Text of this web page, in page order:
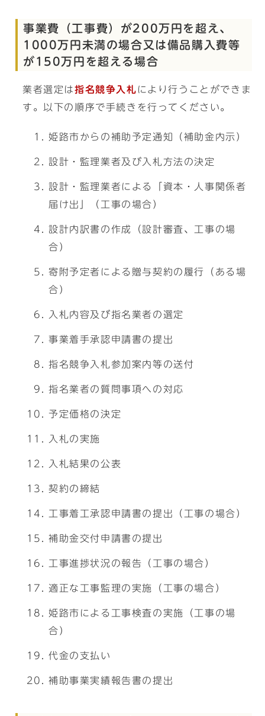
事業費（工事費）が200万円を超え、
1000万円未満の場合又は備品購入費等
が150万円を超える場合
業者選定は指名競争入札 により行うことができま
す。以下の順序で手続きを行ってください。
姫路市からの補助予定通知（補助金内示）
設計・監理業者及び入札方法の決定
設計・監理業者による「資本・人事関係者
届け出」（工事の場合）
設計内訳書の作成（設計審査、工事の場
合）
寄附予定者による贈与契約の履行（ある場
合）
入札内容及び指名業者の選定
事業着手承認申請書の提出
指名競争入札参加案内等の送付
指名業者の質問事項への対応
予定価格の決定
入札の実施
入札結果の公表
契約の締結
工事着工承認申請書の提出（工事の場合）
補助金交付申請書の提出
工事進捗状況の報告（工事の場合）
適正な工事監理の実施（工事の場合）
姫路市による工事検査の実施（工事の場
合）
代金の支払い
補助事業実績報告書の提出